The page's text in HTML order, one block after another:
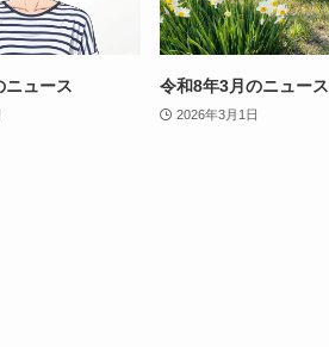
ニュース 令和8年3月のニュース
2026年3月1日